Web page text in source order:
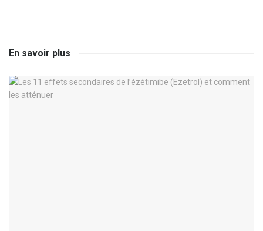
En savoir plus